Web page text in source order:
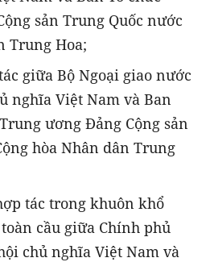
sản Trung Quốc nước
Trung Hoa;
giữa Bộ Ngoại giao nước
nghĩa Việt Nam và Ban
ương Đảng Cộng sản
hòa Nhân dân Trung
tác trong khuôn khổ
cầu giữa Chính phủ
chủ nghĩa Việt Nam và